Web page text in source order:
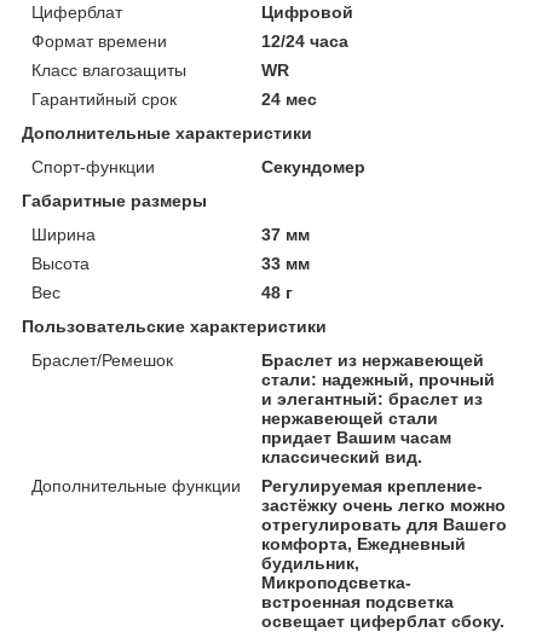
Циферблат
Цифровой
Формат времени
12/24 часа
Класс влагозащиты
WR
Гарантийный срок
24 мес
Дополнительные характеристики
Спорт-функции
Секундомер
Габаритные размеры
Ширина
37 мм
Высота
33 мм
Вес
48 г
Пользовательские характеристики
Браслет/Ремешок
Браслет из нержавеющей
стали: надежный, прочный
и элегантный: браслет из
нержавеющей стали
придает Вашим часам
классический вид.
Дополнительные функции
Регулируемая крепление-
застёжку очень легко можно
отрегулировать для Вашего
комфорта, Ежедневный
будильник,
Микроподсветка-
встроенная подсветка
освещает циферблат сбоку.